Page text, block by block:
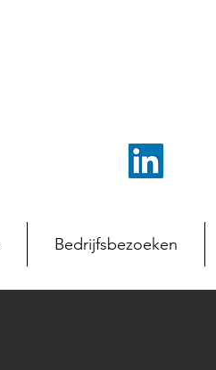
Bedrijfsbezoeken